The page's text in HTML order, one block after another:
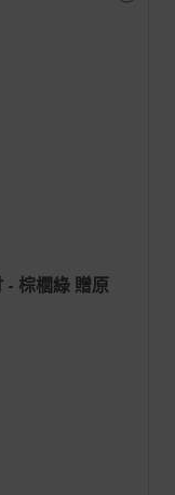
- 棕櫚綠 贈原